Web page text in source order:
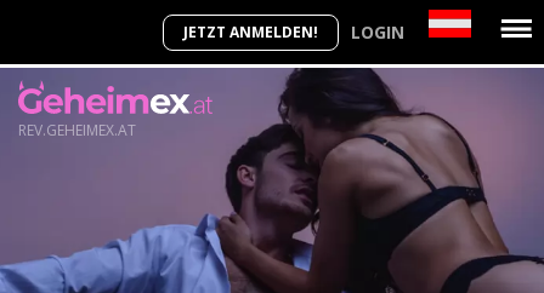
JETZT ANMELDEN! LOGIN
REV.GEHEIMEX.AT